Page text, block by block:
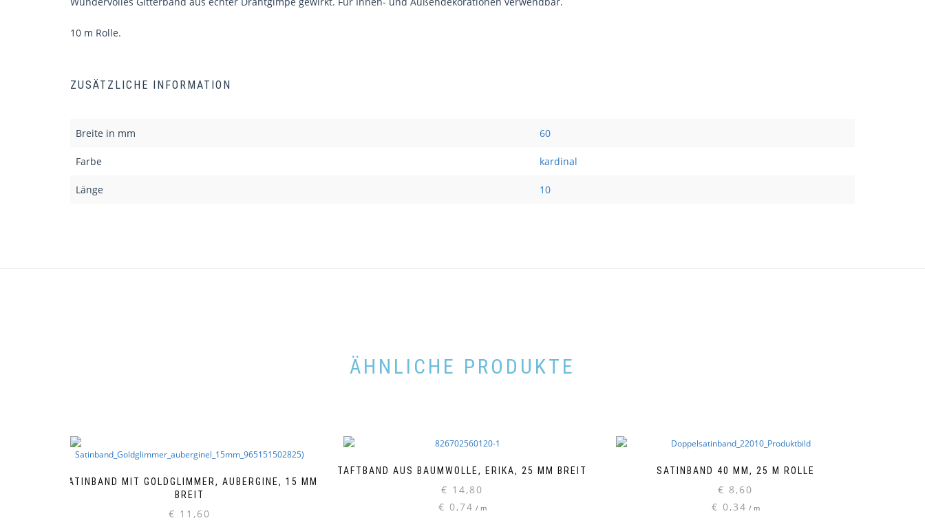
10 m Rolle.
ZUSÄTZLICHE INFORMATION
Breite in mm 60
Farbe kardinal
Länge 10
ÄHNLICHE PRODUKTE
SATINBAND MIT GOLDGLIMMER, AUBERGINE, 15 MM
BREIT
€ 11,60
TAFTBAND AUS BAUMWOLLE, ERIKA, 25 MM BREIT
€ 14,80
€ 0,74 / m
SATINBAND 40 MM, 25 M ROLLE
€ 8,60
€ 0,34 / m